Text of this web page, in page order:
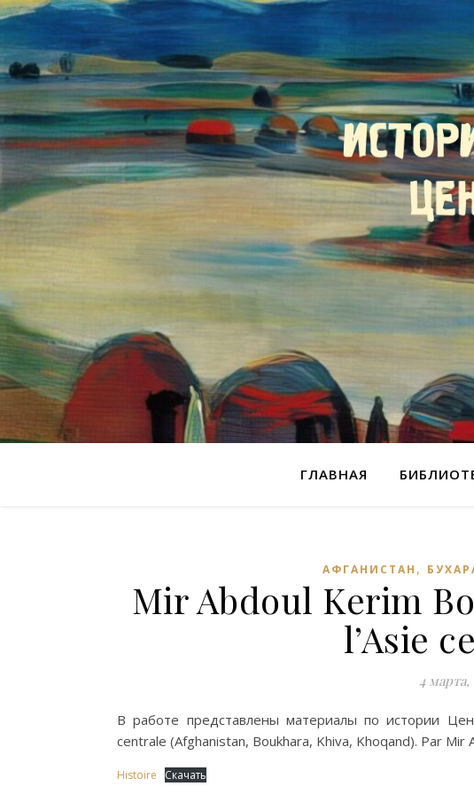
ГЛАВНАЯ
АФГАНИСТАН ,
Mir Abdoul Kerim
l’Asie
4 марта,
В работе представлены материалы по истории
centrale (Afghanistan, Boukhara, Khiva, Khoqand). Par Mir
Histoire Скачать